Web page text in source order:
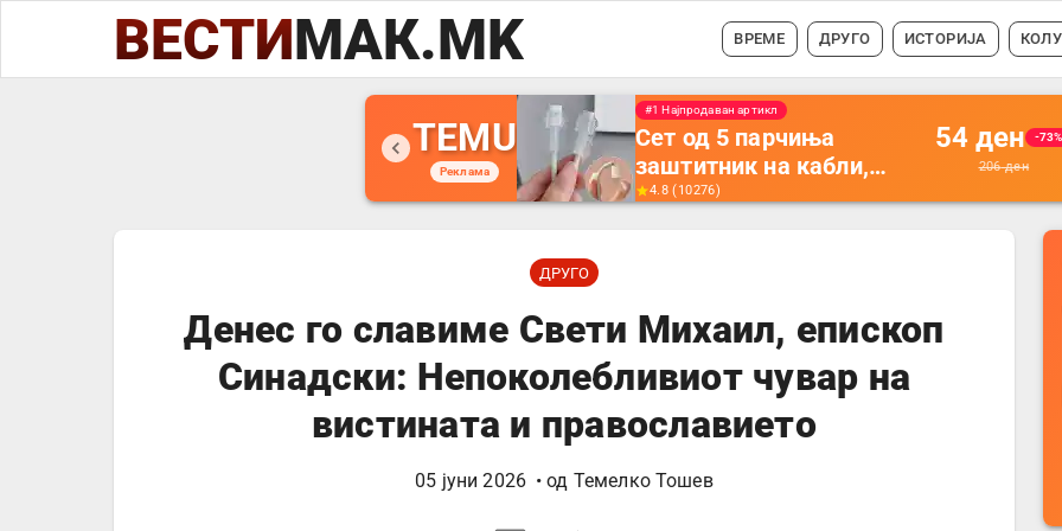
ВЕСТИМАК.MK ВРЕМЕ ДРУГО ИСТОРИЈА
TEMU
Реклама
#1 Најпродавано
Држач за полнење на
телефон кој се монтира
на ѕид -
кревет и за ТВ
далечински управувач
4.5(16742
56 ден -35%
87ден
ДРУГО
Денес го славиме Свети Михаил, епископ
Синадски: Непоколебливиот чувар на
вистината и православието
05 јуни 2026 • од Темелко Тошев